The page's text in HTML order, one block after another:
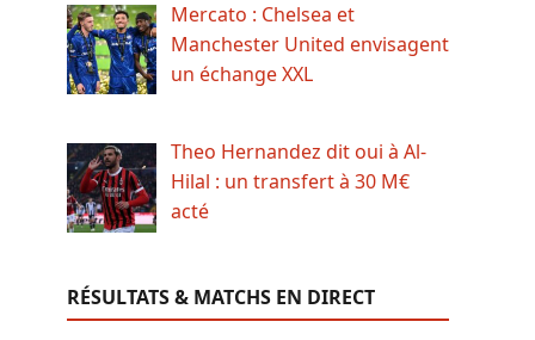
Mercato : Chelsea et
Manchester United envisagent
un échange XXL
Theo Hernandez dit oui à Al-
Hilal : un transfert à 30 M€
acté
RÉSULTATS & MATCHS EN DIRECT